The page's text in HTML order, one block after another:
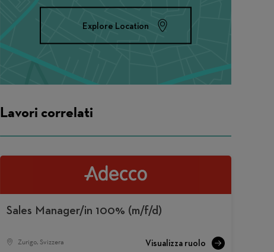
Explore Location
Lavori correlati
Sales Manager/in 100% (m/f/d)
Zurigo, Svizzera